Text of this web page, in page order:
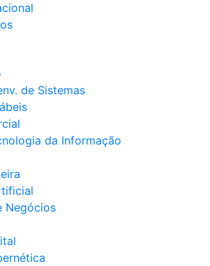
de Sistemas
da Informação
Negócios